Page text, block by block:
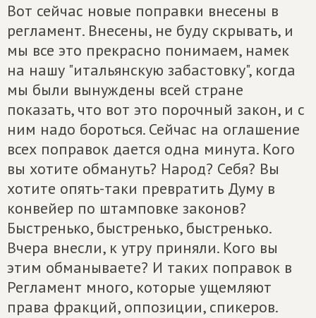
Вот сейчас новые поправки внесены в
регламент. Внесены, не буду скрывать, и
мы все это прекрасно понимаем, намек
на нашу "итальянскую забастовку", когда
мы были вынуждены всей стране
показать, что вот это порочный закон, и с
ним надо бороться. Сейчас на оглашение
всех поправок дается одна минута. Кого
вы хотите обмануть? Народ? Себя? Вы
хотите опять-таки превратить Думу в
конвейер по штамповке законов?
Быстренько, быстренько, быстренько.
Вчера внесли, к утру приняли. Кого вы
этим обманываете? И таких поправок в
Регламент много, которые ущемляют
права фракций, оппозиции, спикеров.